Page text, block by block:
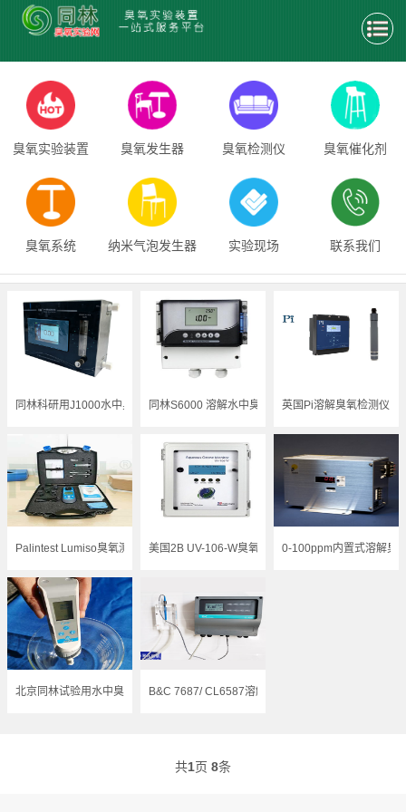
臭氧实验装置 臭氧发生器 臭氧检测仪 臭氧催化剂
臭氧系统 纳米气泡发生器 实验现场 联系我们
同林科研用J1000水中臭氧检测仪同林S6000 溶解水中臭氧检测仪英国Pi溶解臭氧检测仪
Palintest Lumiso臭氧测量计美国2B UV-106-W臭氧水监测仪0-100ppm内置式溶解臭
北京同林试验用水中臭氧浓度测试笔B&C 7687/ CL6587溶解臭氧水检测仪
共1页 8条